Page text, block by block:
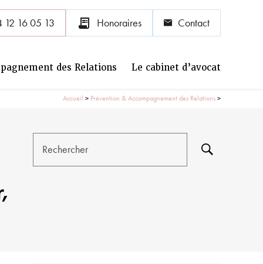
12 16 05 13 receipt_long Honoraires Contact
des Relations Le cabinet d’avocat
Accueil > Prévention & Accompagnement des Relations >
Rechercher